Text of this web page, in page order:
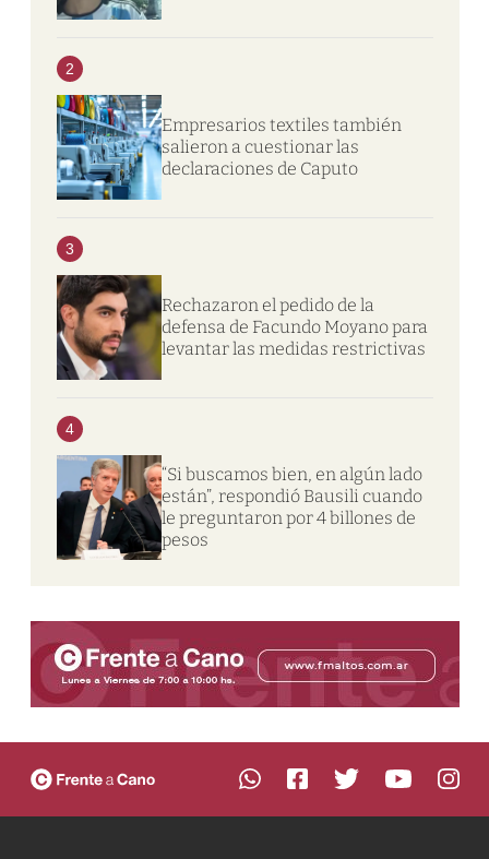
2
Empresarios textiles también
salieron a cuestionar las
declaraciones de Caputo
3
Rechazaron el pedido de la
defensa de Facundo Moyano para
levantar las medidas restrictivas
4
“Si buscamos bien, en algún lado
están”, respondió Bausili cuando
le preguntaron por 4 billones de
pesos